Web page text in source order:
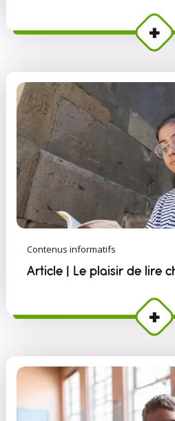
Contenus informatifs
Article | Le plaisir de lire